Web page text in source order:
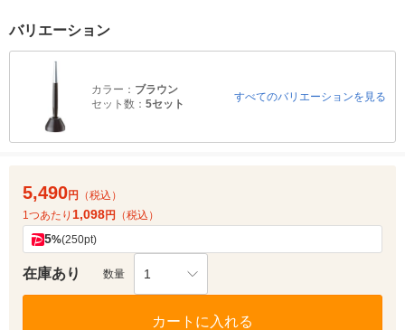
バリエーション
カラー： ブラウン
セット数： 5セット
すべてのバリエーションを見る
5,490円
（税込）
1つあたり 1,098円 （税込）
5%(250pt)
在庫あり 数量 1
カートに入れる